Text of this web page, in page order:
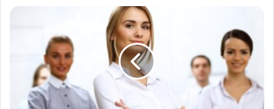
انتخاب
شرکت
افزاری
مناسب
برای